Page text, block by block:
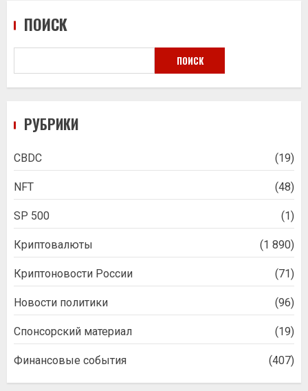
ПОИСК
ПОИСК
РУБРИКИ
CBDC (19)
NFT (48)
SP 500 (1)
Криптовалюты (1 890)
Криптоновости России (71)
Новости политики (96)
Спонсорский материал (19)
Финансовые события (407)